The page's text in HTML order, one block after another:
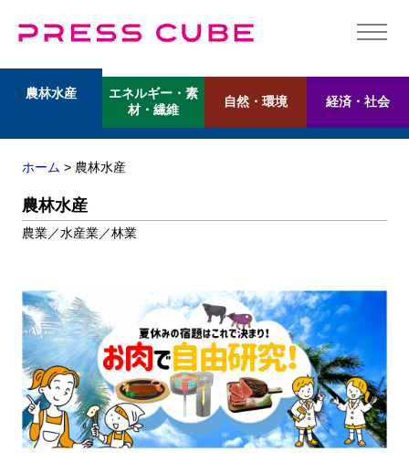
農林水産
エネルギー・素
材・繊維
自然・環境 経済・社会
ホーム > 農林水産
農林水産
農業／水産業／林業